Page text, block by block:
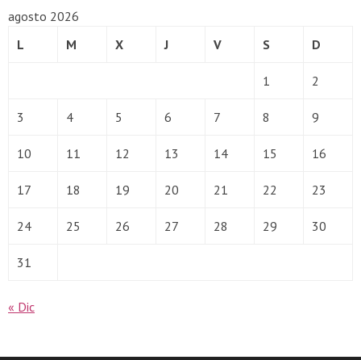
agosto 2026
L
M X J V S D
1 2
3 4 5 6 7 8 9
10 11 12 13 14 15 16
17 18 19 20 21 22 23
24 25 26 27 28 29 30
31
« Dic